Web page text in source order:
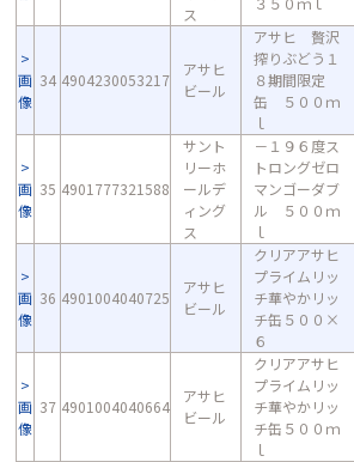
ス
画
像
34 4904230053217
アサヒ
ビール
アサヒ 贅沢
搾りぶどう１
８期間限定
缶 ５００ｍ
ｌ
画
像
35 4901777321588
サント
リーホ
ールデ
ィング
ス
－１９６度ス
トロングゼロ
マンゴーダブ
ル ５００ｍ
ｌ
画
像
36 4901004040725
アサヒ
ビール
クリアアサヒ
プライムリッ
チ華やかリッ
チ缶５００×
６
画
像
37 4901004040664
アサヒ
ビール
クリアアサヒ
プライムリッ
チ華やかリッ
チ缶５００ｍ
ｌ